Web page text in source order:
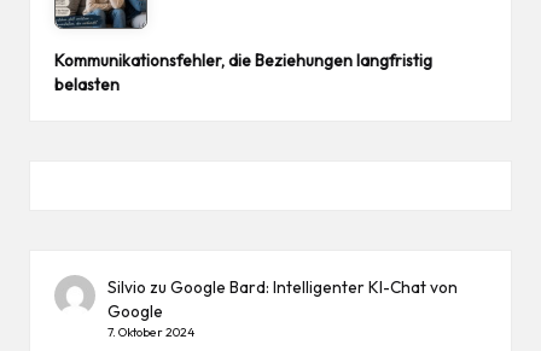
Kommunikationsfehler, die Beziehungen langfristig
belasten
Silvio zuGoogle Bard: Intelligenter KI-Chat von
Google
7. Oktober 2024